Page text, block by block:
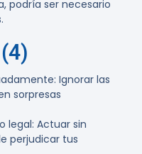
podría ser necesario
: Ignorar las
sorpresas
legal: Actuar sin
perjudicar tus